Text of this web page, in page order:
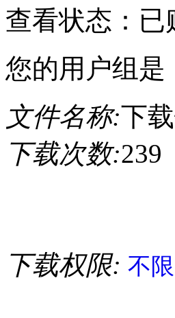
查看状态：已
您的用户组是
文件名称:下
下载次数:239
下载权限: 不限